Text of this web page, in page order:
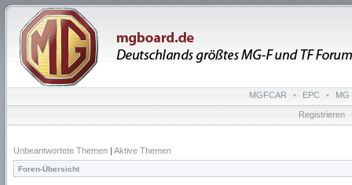
MGFCAR • EPC • MG
Registrieren
Unbeantwortete Themen | Aktive Themen
Foren-Übersicht